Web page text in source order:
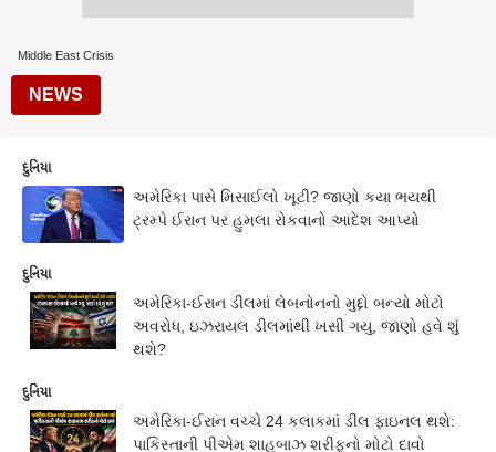
Middle East Crisis
NEWS
દુનિયા
અમેરિકા પાસે મિસાઈલો ખૂટી? જાણો કયા ભયથી
ટ્રમ્પે ઈરાન પર હુમલા રોકવાનો આદેશ આપ્યો
દુનિયા
અમેરિકા-ઈરાન ડીલમાં લેબનોનનો મુદ્દો બન્યો મોટો
અવરોધ, ઇઝરાયલ ડીલમાંથી ખસી ગયુ, જાણો હવે શું
થશે?
દુનિયા
અમેરિકા-ઈરાન વચ્ચે 24 કલાકમાં ડીલ ફાઇનલ થશે:
પાકિસ્તાની પીએમ શાહબાઝ શરીફનો મોટો દાવો